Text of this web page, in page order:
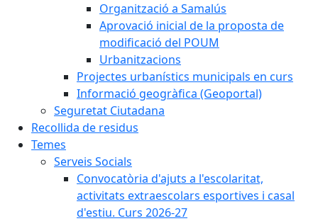
Organització a Samalús
Aprovació inicial de la proposta de
modificació del POUM
Urbanitzacions
Projectes urbanístics municipals en curs
Informació geogràfica (Geoportal)
Seguretat Ciutadana
Recollida de residus
Temes
Serveis Socials
Convocatòria d'ajuts a l'escolaritat,
activitats extraescolars esportives i casal
d'estiu. Curs 2026-27